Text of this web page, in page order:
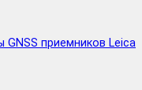
GNSS приемников Leica